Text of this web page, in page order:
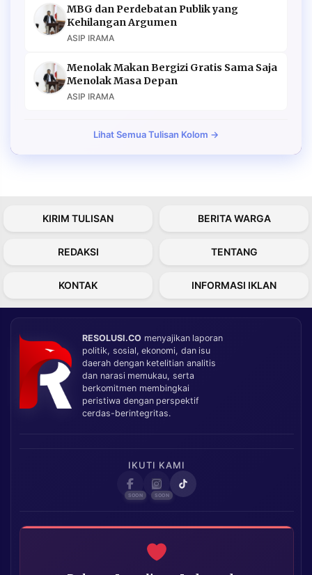
MBG dan Perdebatan Publik yang
Kehilangan Argumen
ASIP IRAMA
Menolak Makan Bergizi Gratis Sama Saja
Menolak Masa Depan
ASIP IRAMA
Lihat Semua Tulisan Kolom →
KIRIM TULISAN BERITA WARGA
REDAKSI TENTANG
KONTAK INFORMASI IKLAN
RESOLUSI.CO menyajikan laporan
politik, sosial, ekonomi, dan isu
daerah dengan ketelitian analitis
dan narasi memukau, serta
berkomitmen membingkai
peristiwa dengan perspektif
cerdas-berintegritas.
IKUTI KAMI